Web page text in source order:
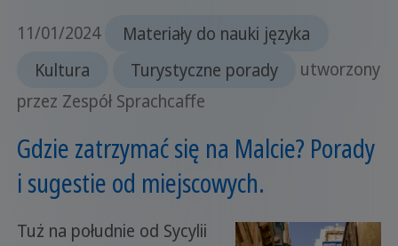
11/01/2024
Materiały do nauki języka
Kultura
Turystyczne porady
utworzony
przez Zespół Sprachcaffe
Gdzie zatrzymać się na Malcie? Porady
i sugestie od miejscowych.
Tuż na południe od Sycylii